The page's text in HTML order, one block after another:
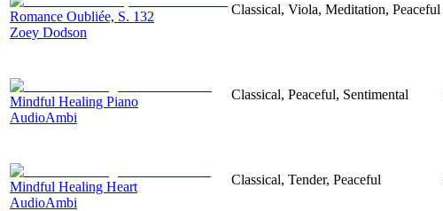
Romance Oubliée, S. 132
Zoey Dodson
Classical, Viola, Meditation, Peaceful
Mindful Healing Piano
AudioAmbi
Classical, Peaceful, Sentimental
Mindful Healing Heart
AudioAmbi
Classical, Tender, Peaceful